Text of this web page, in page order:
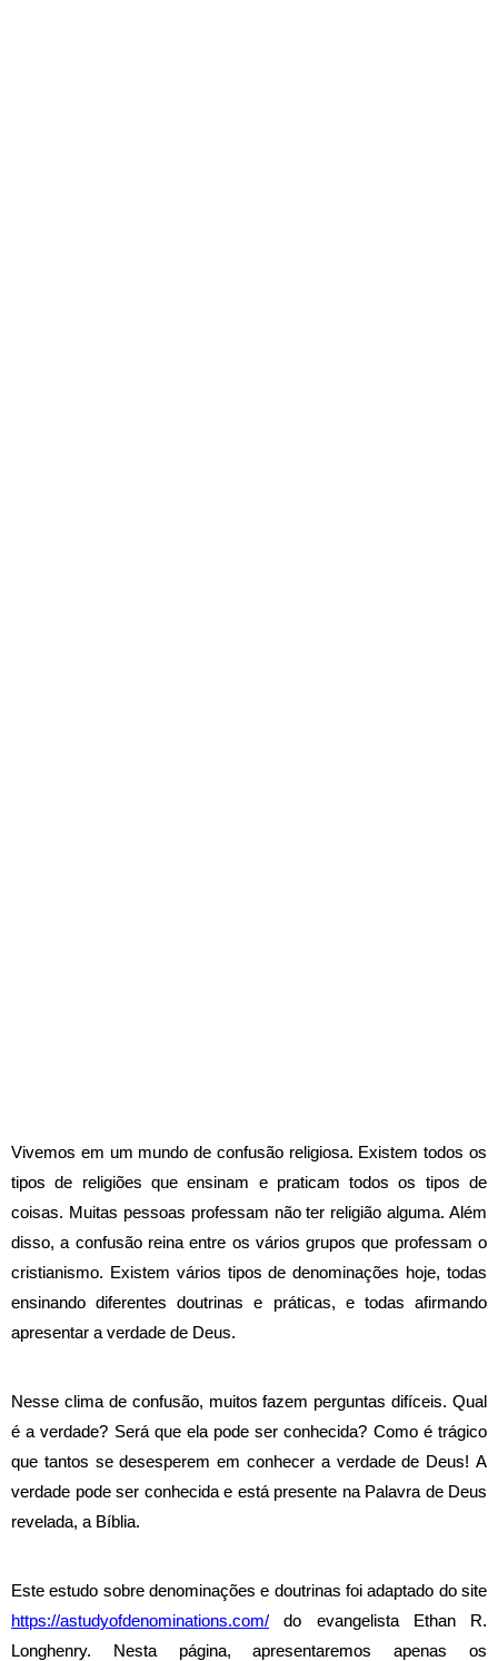
Vivemos em um mundo de confusão religiosa. Existem todos os
tipos de religiões que ensinam e praticam todos os tipos de
coisas. Muitas pessoas professam não ter religião alguma. Além
disso, a confusão reina entre os vários grupos que professam o
cristianismo. Existem vários tipos de denominações hoje, todas
ensinando diferentes doutrinas e práticas, e todas afirmando
apresentar a verdade de Deus.
Nesse clima de confusão, muitos fazem perguntas difíceis. Qual
é a verdade? Será que ela pode ser conhecida? Como é trágico
que tantos se desesperem em conhecer a verdade de Deus! A
verdade pode ser conhecida e está presente na Palavra de Deus
revelada, a Bíblia.
Este estudo sobre denominações e doutrinas foi adaptado do site
https://astudyofdenominations.com/ do evangelista Ethan R.
Longhenry. Nesta página, apresentaremos apenas os